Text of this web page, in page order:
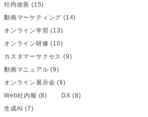
社内改善 (15)
動画マーケティング (14)
オンライン学習 (13)
オンライン研修 (10)
カスタマーサクセス (9)
動画マニュアル (9)
オンライン展示会 (9)
Web社内報 (8)
DX (8)
生成AI (7)